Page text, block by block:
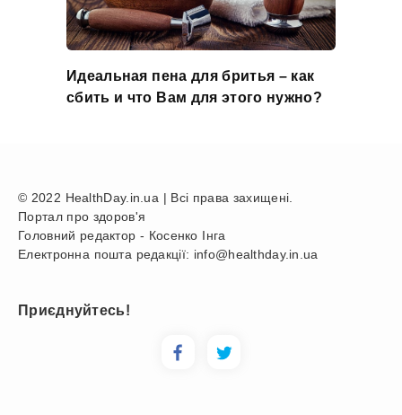
Идеальная пена для бритья – как
сбить и что Вам для этого нужно?
© 2022 HealthDay.in.ua | Всі права захищені.
Портал про здоров'я
Головний редактор - Косенко Інга
Електронна пошта редакції: info@healthday.in.ua
Приєднуйтесь!